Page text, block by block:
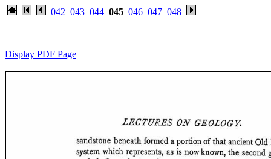
042 043 044 045 046 047 048
Display PDF Page